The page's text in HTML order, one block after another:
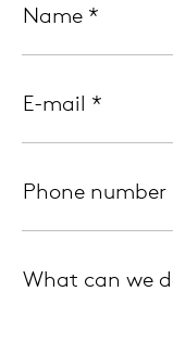
Name *
E-mail *
Phone number
What can we